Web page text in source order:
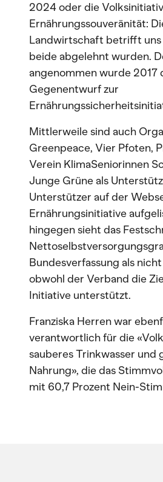
2024 oder die
Ernährungssouveränität:
Landwirtschaft betrifft uns
beide abgelehnt wurden.
angenommen wurde 2017
Gegenentwurf zur
Mittlerweile sind auch
Greenpeace, Vier Pfoten,
Verein KlimaSeniorinnen
Junge Grüne als
Unterstützer auf der
Ernährungsinitiative
hingegen sieht das
Bundesverfassung als
obwohl der Verband die
Initiative unterstützt.
Franziska Herren war
verantwortlich für die
sauberes Trinkwasser und
Nahrung», die das
mit 60,7 Prozent Nein-